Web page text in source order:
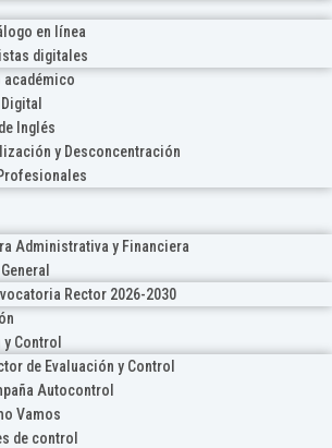
en línea
digitales
académico
Inglés
y Desconcentración
Administrativa y Financiera
Rector 2026-2030
Control
de Evaluación y Control
Autocontrol
Vamos
de control